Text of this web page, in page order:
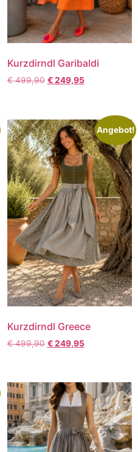
Kurzdirndl Garibaldi
€499,90 €249,95
Angebot!
Kurzdirndl Greece
€499,90 €249,95